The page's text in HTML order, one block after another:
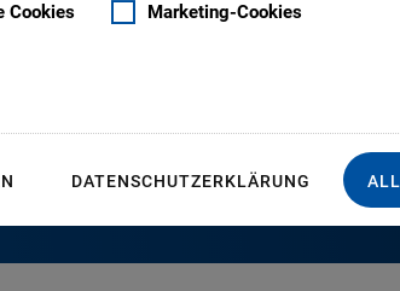
Cookies Marketing-Cookies
DATENSCHUTZERKLÄRUNG